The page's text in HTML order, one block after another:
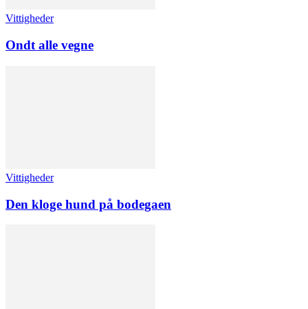
Vittigheder
Ondt alle vegne
Vittigheder
Den kloge hund på bodegaen